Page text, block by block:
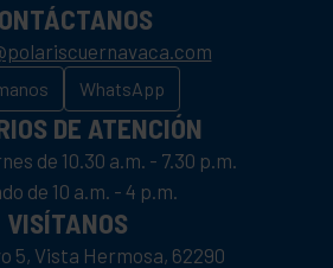
WhatsApp
DE ATENCIÓN
de 10.30 a.m. - 7.30 p.m.
de 10 a.m. - 4 p.m.
VISÍTANOS
5, Vista Hermosa, 62290